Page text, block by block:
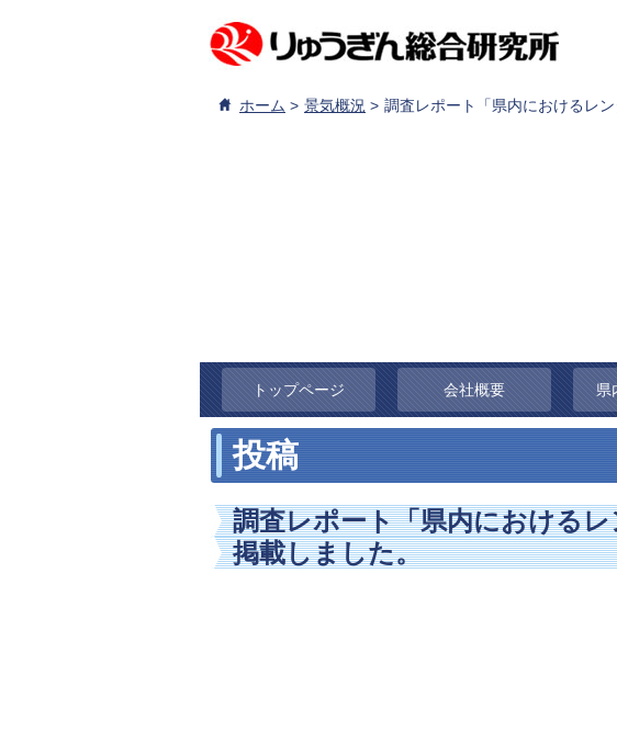
ホーム 景気概況 調査レポート「県内におけるレ
トップページ 会社概要 県
投稿
調査レポート「県内における
掲載しました。